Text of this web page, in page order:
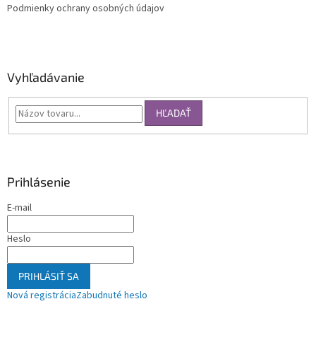
Podmienky ochrany osobných údajov
Vyhľadávanie
HĽADAŤ
Prihlásenie
E-mail
Heslo
PRIHLÁSIŤ SA
Nová registráciaZabudnuté heslo